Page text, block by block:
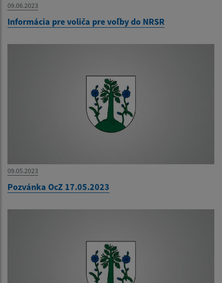
09.06.2023
Informácia pre voliča pre voľby do NRSR
09.05.2023
Pozvánka OcZ 17.05.2023